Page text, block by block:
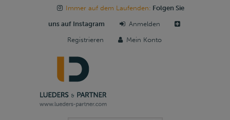
Immer auf dem Laufenden: Folgen Sie
uns auf Instagram Anmelden
Registrieren Mein Konto